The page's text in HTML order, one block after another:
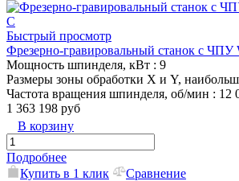
Быстрый просмотр
Фрезерно-гравировальный станок с ЧПУ
Мощность шпинделя, кВт : 9
Размеры зоны обработки X и Y,
Частота вращения шпинделя, об/мин : 12
1 363 198 руб
В корзину
Подробнее
Купить в 1 клик
Сравнение